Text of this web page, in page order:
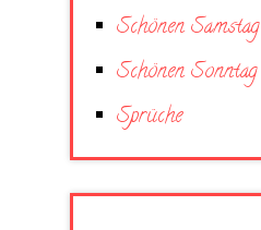
Schönen Samstag
Schönen Sonntag
Sprüche